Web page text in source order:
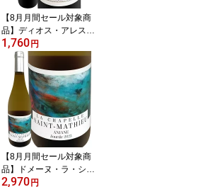
古木 樹齢30~130年 新樽
100% 無濾過
【8月月間セール対象商
品】ディオス・アレス・
リオハ・クリアンサ 202
0 スペイン 赤ワイン リオ
ハ 銘醸地 パーカー91点
テンプラニーリョ オーク
樽熟成 クリアンサ格付
リオハ・アラベサ バスク
ミディアムボディ フルボ
ディ 750ml パーカー91
ワインアドヴォケイト
1,760円
【8月月間セール対象商
品】ドメーヌ・ラ・シャ
ペル・サン・マチュー ジ
2,970円